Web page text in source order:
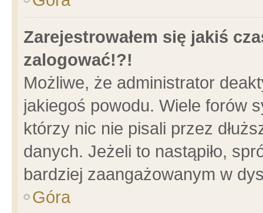
Zarejestrowałem się jakiś
zalogować!?!
Możliwe, że administrator
jakiegoś powodu. Wiele forów
którzy nic nie pisali przez
danych. Jeżeli to nastąpiło,
bardziej zaangażowanym w
Góra